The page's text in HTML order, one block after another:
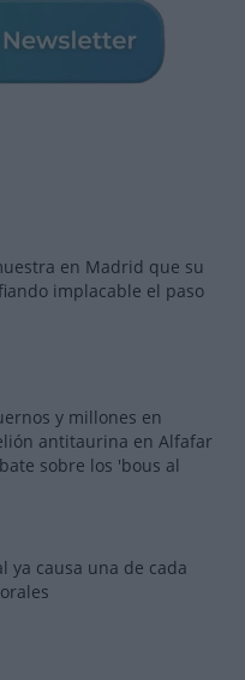
en Madrid que su
implacable el paso
y millones en
antitaurina en Alfafar
sobre los 'bous al
ya causa una de cada